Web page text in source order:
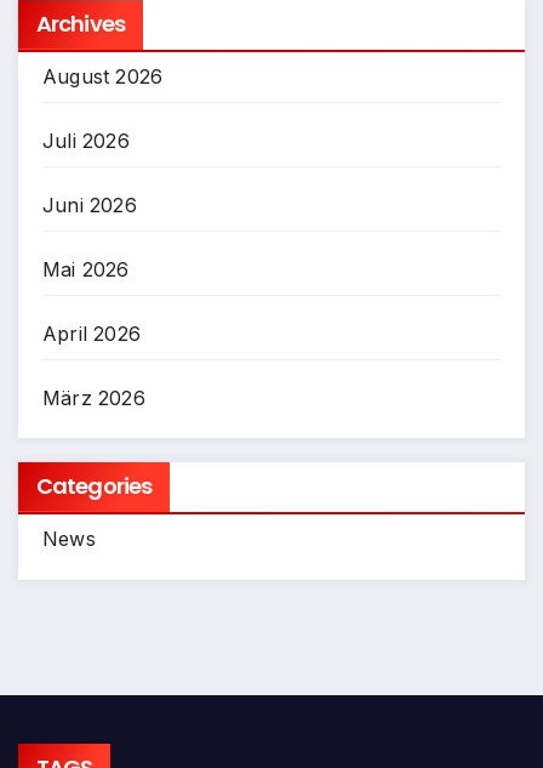
Archives
August 2026
Juli 2026
Juni 2026
Mai 2026
April 2026
März 2026
Categories
News